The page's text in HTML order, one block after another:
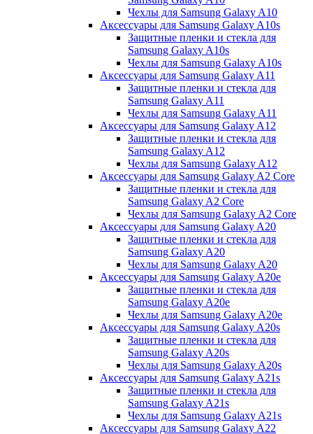
Чехлы для Samsung Galaxy A10
Аксессуары для Samsung Galaxy A10s
Защитные пленки и стекла для
Samsung Galaxy A10s
Чехлы для Samsung Galaxy A10s
Аксессуары для Samsung Galaxy A11
Защитные пленки и стекла для
Samsung Galaxy A11
Чехлы для Samsung Galaxy A11
Аксессуары для Samsung Galaxy A12
Защитные пленки и стекла для
Samsung Galaxy A12
Чехлы для Samsung Galaxy A12
Аксессуары для Samsung Galaxy A2 Core
Защитные пленки и стекла для
Samsung Galaxy A2 Core
Чехлы для Samsung Galaxy A2 Core
Аксессуары для Samsung Galaxy A20
Защитные пленки и стекла для
Samsung Galaxy A20
Чехлы для Samsung Galaxy A20
Аксессуары для Samsung Galaxy A20e
Защитные пленки и стекла для
Samsung Galaxy A20e
Чехлы для Samsung Galaxy A20e
Аксессуары для Samsung Galaxy A20s
Защитные пленки и стекла для
Samsung Galaxy A20s
Чехлы для Samsung Galaxy A20s
Аксессуары для Samsung Galaxy A21s
Защитные пленки и стекла для
Samsung Galaxy A21s
Чехлы для Samsung Galaxy A21s
Аксессуары для Samsung Galaxy A22